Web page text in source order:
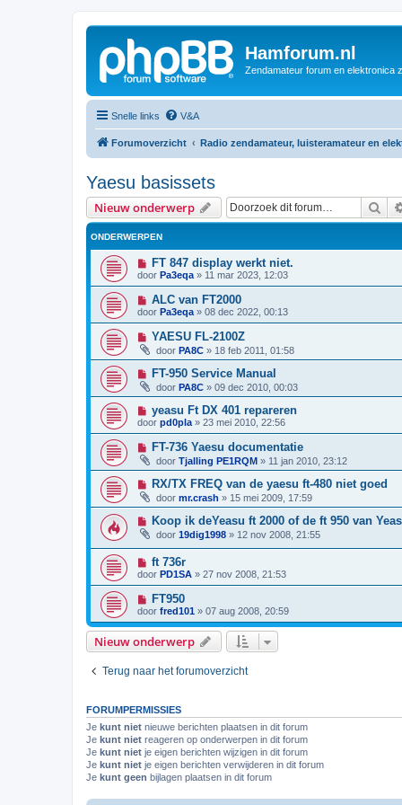
Hamforum.nl
Zendamateur forum en elektronica
Snelle links V&A
Forumoverzicht Radio zendamateur, luisteramateur en
Yaesu basissets
Nieuw onderwerp
ONDERWERPEN
FT 847 display werkt niet.
door Pa3eqa » 11 mar 2023, 12:03
ALC van FT2000
door Pa3eqa » 08 dec 2022, 00:13
YAESU FL-2100Z
door PA8C » 18 feb 2011, 01:58
FT-950 Service Manual
door PA8C » 09 dec 2010, 00:03
yeasu Ft DX 401 repareren
door pd0pla » 23 mei 2010, 22:56
FT-736 Yaesu documentatie
door Tjalling PE1RQM » 11 jan 2010, 23:12
RX/TX FREQ van de yaesu ft-480 niet goed
door mr.crash » 15 mei 2009, 17:59
Koop ik deYeasu ft 2000 of de ft 950 van
door 19dig1998 » 12 nov 2008, 21:55
ft 736r
door PD1SA » 27 nov 2008, 21:53
FT950
door fred101 » 07 aug 2008, 20:59
Nieuw onderwerp
Terug naar het forumoverzicht
FORUMPERMISSIES
Je kunt niet nieuwe berichten plaatsen in dit forum
Je kunt niet reageren op onderwerpen in dit forum
Je kunt niet je eigen berichten wijzigen in dit forum
Je kunt niet je eigen berichten verwijderen in dit forum
Je kunt geen bijlagen plaatsen in dit forum